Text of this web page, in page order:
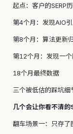
起点：客户的SERP
第4个月：发现AIO
第8个月：算法更新
18个月最终数据
三个被低估的踩坑细
翻车场景一：只存